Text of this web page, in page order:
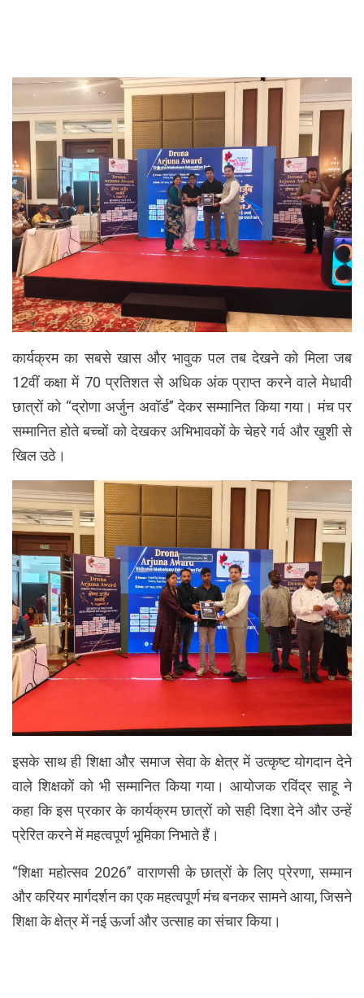
कार्यक्रम का सबसे खास और भावुक पल तब देखने को मिला जब
12वीं कक्षा में 70 प्रतिशत से अधिक अंक प्राप्त करने वाले मेधावी
छात्रों को “द्रोणा अर्जुन अवॉर्ड” देकर सम्मानित किया गया। मंच पर
सम्मानित होते बच्चों को देखकर अभिभावकों के चेहरे गर्व और खुशी से
खिल उठे।
इसके साथ ही शिक्षा और समाज सेवा के क्षेत्र में उत्कृष्ट योगदान देने
वाले शिक्षकों को भी सम्मानित किया गया। आयोजक रविंद्र साहू ने
कहा कि इस प्रकार के कार्यक्रम छात्रों को सही दिशा देने और उन्हें
प्रेरित करने में महत्वपूर्ण भूमिका निभाते हैं।
“शिक्षा महोत्सव 2026” वाराणसी के छात्रों के लिए प्रेरणा, सम्मान
और करियर मार्गदर्शन का एक महत्वपूर्ण मंच बनकर सामने आया, जिसने
शिक्षा के क्षेत्र में नई ऊर्जा और उत्साह का संचार किया।